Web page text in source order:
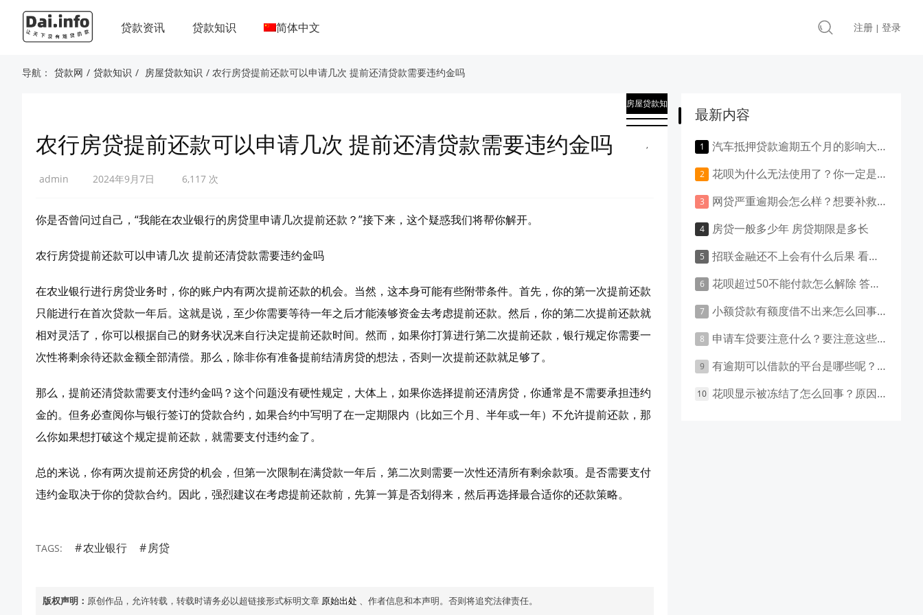
贷款资讯 贷款知识 简体中文 注册 | 登录
导航： 贷款网 / 贷款知识 / 房屋贷款知识 / 农行房贷提前还款可以申请几次 提前还清贷款需要违约金吗
房屋贷款知
识
,
农行房贷提前还款可以申请几次 提前还清贷款需要违约金吗
admin 2024年9月7日 6,117 次
你是否曾问过自己，“我能在农业银行的房贷里申请几次提前还款？”接下来，这个疑惑我们将帮你解开。
农行房贷提前还款可以申请几次 提前还清贷款需要违约金吗
在农业银行进行房贷业务时，你的账户内有两次提前还款的机会。当然，这本身可能有些附带条件。首先，你的第一次提前还款
只能进行在首次贷款一年后。这就是说，至少你需要等待一年之后才能湊够资金去考虑提前还款。然后，你的第二次提前还款就
相对灵活了，你可以根据自己的财务状况来自行决定提前还款时间。然而，如果你打算进行第二次提前还款，银行规定你需要一
次性将剩余待还款金额全部清偿。那么，除非你有准备提前结清房贷的想法，否则一次提前还款就足够了。
那么，提前还清贷款需要支付违约金吗？这个问题没有硬性规定，大体上，如果你选择提前还清房贷，你通常是不需要承担违约
金的。但务必查阅你与银行签订的贷款合约，如果合约中写明了在一定期限内（比如三个月、半年或一年）不允许提前还款，那
么你如果想打破这个规定提前还款，就需要支付违约金了。
总的来说，你有两次提前还房贷的机会，但第一次限制在满贷款一年后，第二次则需要一次性还清所有剩余款项。是否需要支付
违约金取决于你的贷款合约。因此，强烈建议在考虑提前还款前，先算一算是否划得来，然后再选择最合适你的还款策略。
TAGS: 农业银行 房贷
版权声明： 原创作品，允许转载，转载时请务必以超链接形式标明文章 原始出处 、作者信息和本声明。否则将追究法律责任。
最新内容
汽车抵押贷款逾期五个月的影响大吗？负面影响大吗？
花呗为什么无法使用了？你一定是做了这些事！
网贷严重逾期会怎么样？想要补救就得这样做！
房贷一般多少年 房贷期限是多长
招联金融还不上会有什么后果 看这里就清楚了
花呗超过50不能付款怎么解除 答案是这样的
小额贷款有额度借不出来怎么回事 原因有这几点
申请车贷要注意什么？要注意这些事项！
有逾期可以借款的平台是哪些呢？主要有这些平台！
花呗显示被冻结了怎么回事？原因和应对措施盘点！